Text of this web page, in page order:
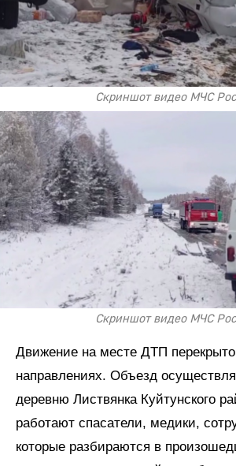
Скриншот видео МЧС
Скриншот видео МЧС
Движение на месте ДТП
направлениях. Объезд
деревню Листвянка Куйтунского
работают спасатели, медики,
которые разбираются в